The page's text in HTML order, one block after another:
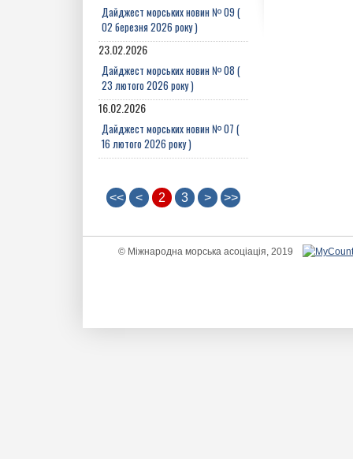
Дайджест морських новин № 09 (
02 березня 2026 року )
23.02.2026
Дайджест морських новин № 08 (
23 лютого 2026 року )
16.02.2026
Дайджест морських новин № 07 (
16 лютого 2026 року )
<< < 2 3 > >>
© Міжнародна морська асоціація, 2019